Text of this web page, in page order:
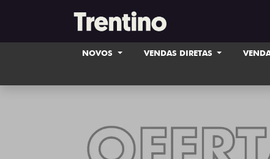
NOVOS VENDAS DIRETAS